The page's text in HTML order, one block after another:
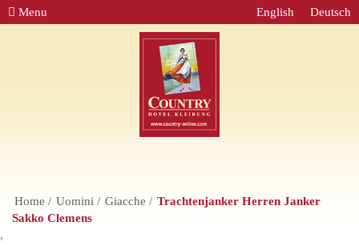
Menu Deutsch
English
Home Uomini Giacche
Trachtenjanker Herren Janker
Sakko Clemens
,